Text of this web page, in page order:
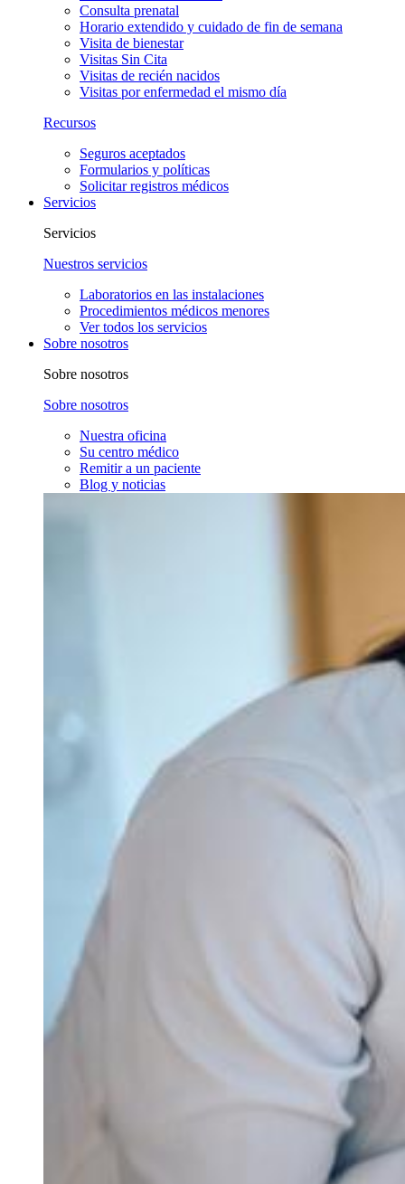
Consulta prenatal
Horario extendido y cuidado de fin de semana
Visita de bienestar
Visitas Sin Cita
Visitas de recién nacidos
Visitas por enfermedad el mismo día
Recursos
Seguros aceptados
Formularios y políticas
Solicitar registros médicos
Servicios
Servicios
Nuestros servicios
Laboratorios en las instalaciones
Procedimientos médicos menores
Ver todos los servicios
Sobre nosotros
Sobre nosotros
Sobre nosotros
Nuestra oficina
Su centro médico
Remitir a un paciente
Blog y noticias